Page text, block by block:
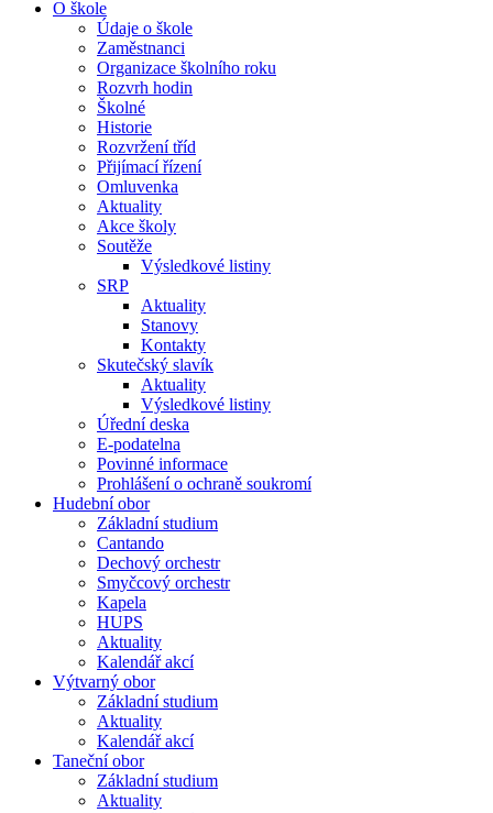
O škole
Údaje o škole
Zaměstnanci
Organizace školního roku
Rozvrh hodin
Školné
Historie
Rozvržení tříd
Přijímací řízení
Omluvenka
Aktuality
Akce školy
Soutěže
Výsledkové listiny
SRP
Aktuality
Stanovy
Kontakty
Skutečský slavík
Aktuality
Výsledkové listiny
Úřední deska
E-podatelna
Povinné informace
Prohlášení o ochraně soukromí
Hudební obor
Základní studium
Cantando
Dechový orchestr
Smyčcový orchestr
Kapela
HUPS
Aktuality
Kalendář akcí
Výtvarný obor
Základní studium
Aktuality
Kalendář akcí
Taneční obor
Základní studium
Aktuality